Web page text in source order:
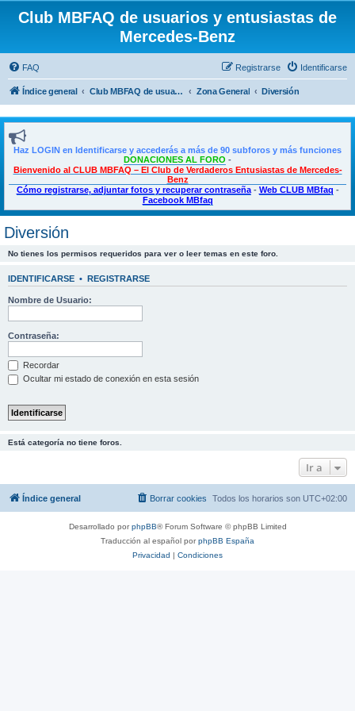
Club MBFAQ de usuarios y entusiastas de
Mercedes-Benz
FAQ Identificarse
Registrarse
Índice general Club MBFAQ de usuarios y entusiastas de Mercedes Benz Zona General Diversión
Haz LOGIN en Identificarse y accederás a más de 90 subforos y más funciones
DONACIONES AL FORO -
Bienvenido al CLUB MBFAQ – El Club de Verdaderos Entusiastas de Mercedes-
Benz
Cómo registrarse, adjuntar fotos y recuperar contraseña- Web CLUB MBfaq -
Facebook MBfaq
Diversión
No tienes los permisos requeridos para ver o leer temas en este foro.
IDENTIFICARSE • REGISTRARSE
Nombre de Usuario:
Contraseña:
Recordar
Ocultar mi estado de conexión en esta sesión
Está categoría no tiene foros.
Ir a
Índice general Todos los horarios son UTC+02:00
Borrar cookies
Desarrollado porphpBB® Forum Software © phpBB Limited
Traducción al español porphpBB España
Privacidad | Condiciones